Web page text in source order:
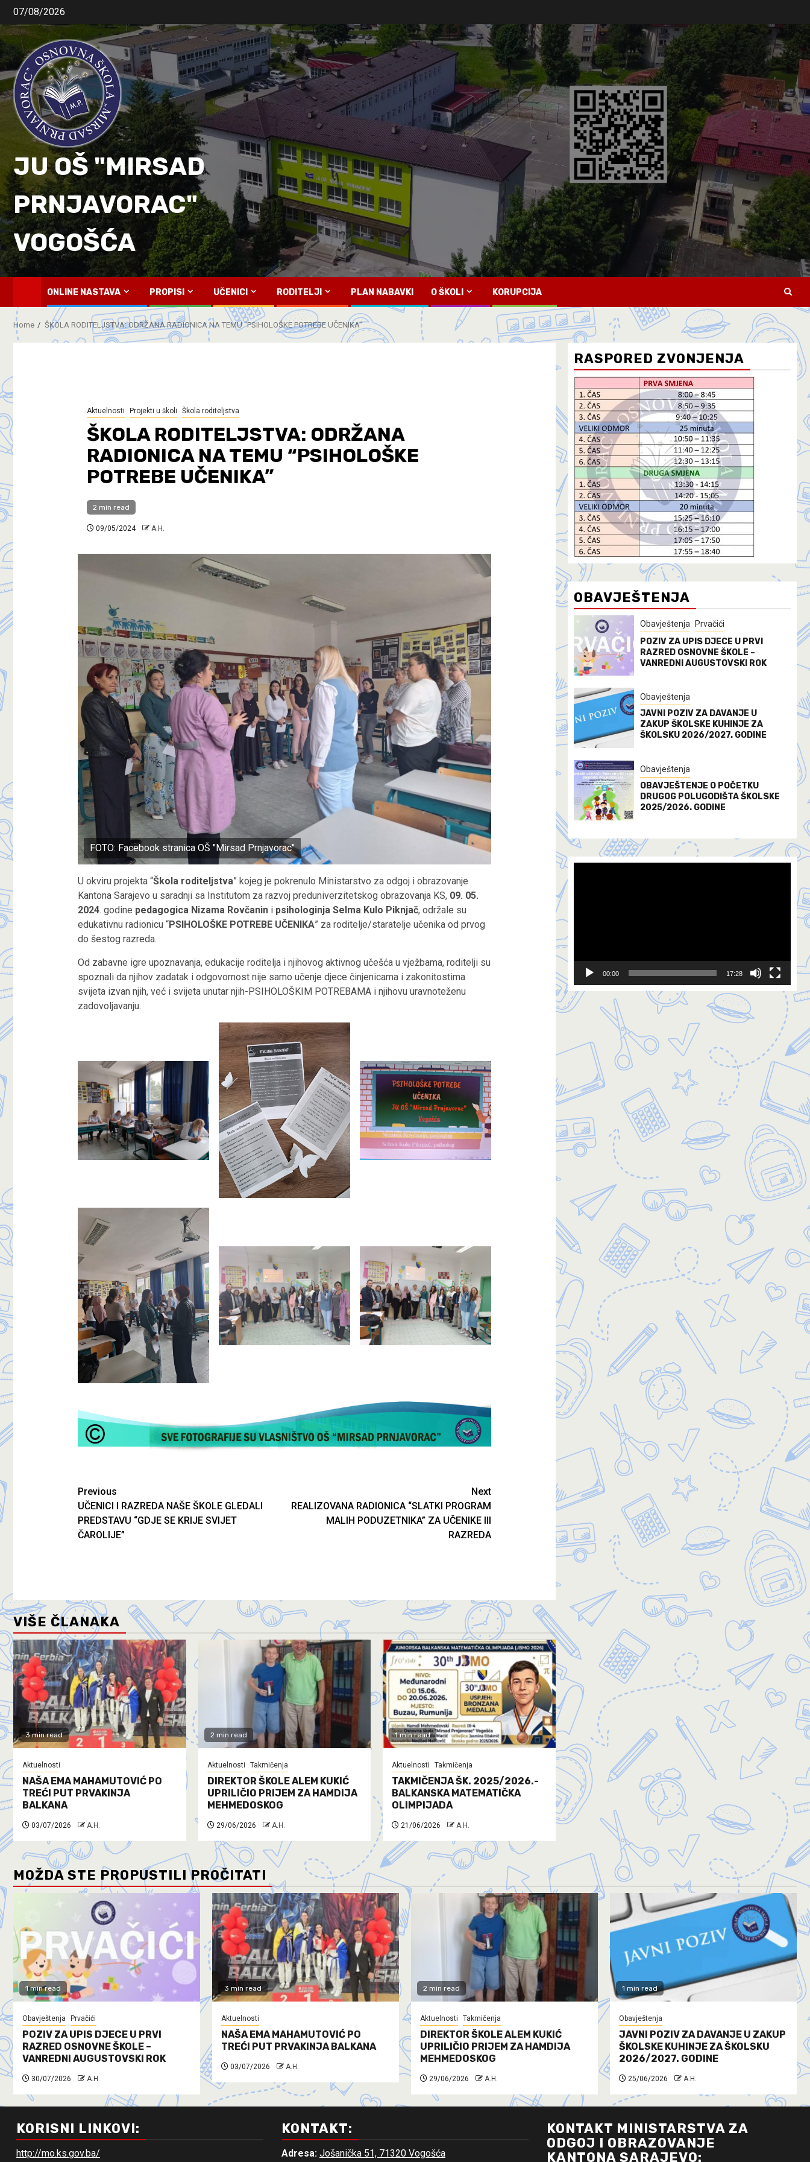
07/08/2026
JU OŠ "MIRSAD
PRNJAVORAC"
VOGOŠĆA
ONLINE NASTAVA PROPISI UČENICI RODITELJI PLAN NABAVKI O ŠKOLI KORUPCIJA
Home ŠKOLA RODITELJSTVA: ODRŽANA RADIONICA NA TEMU “PSIHOLOŠKE POTREBE UČENIKA”
Aktuelnosti Projekti u školi Škola roditeljstva
ŠKOLA RODITELJSTVA: ODRŽANA
RADIONICA NA TEMU “PSIHOLOŠKE
POTREBE UČENIKA”
2 min read
09/05/2024 A.H.
FOTO: Facebook stranica OŠ "Mirsad Prnjavorac"
U okviru projekta “Škola roditeljstva” kojeg je pokrenulo Ministarstvo za odgoj i obrazovanje
Kantona Sarajevo u saradnji sa Institutom za razvoj preduniverzitetskog obrazovanja KS, 09. 05.
2024. godine pedagogica Nizama Rovčanini psihologinja Selma Kulo Piknjač, održale su
edukativnu radionicu “PSIHOLOŠKE POTREBE UČENIKA” za roditelje/staratelje učenika od prvog
do šestog razreda.
Od zabavne igre upoznavanja, edukacije roditelja i njihovog aktivnog učešća u vježbama, roditelji su
spoznali da njihov zadatak i odgovornost nije samo učenje djece činjenicama i zakonitostima
svijeta izvan njih, već i svijeta unutar njih-PSIHOLOŠKIM POTREBAMA i njihovu uravnoteženu
zadovoljavanju.
Previous
UČENICI I RAZREDA NAŠE ŠKOLE GLEDALI
PREDSTAVU “GDJE SE KRIJE SVIJET
ČAROLIJE”
Next
REALIZOVANA RADIONICA “SLATKI PROGRAM
MALIH PODUZETNIKA” ZA UČENIKE III
RAZREDA
VIŠE ČLANAKA
3 min read
Aktuelnosti
NAŠA EMA MAHAMUTOVIĆ PO
TREĆI PUT PRVAKINJA
BALKANA
03/07/2026 A.H.
2 min read
Aktuelnosti Takmičenja
DIREKTOR ŠKOLE ALEM KUKIĆ
UPRILIČIO PRIJEM ZA HAMDIJA
MEHMEDOSKOG
29/06/2026 A.H.
1 min read
Aktuelnosti Takmičenja
TAKMIČENJA ŠK. 2025/2026.-
BALKANSKA MATEMATIČKA
OLIMPIJADA
21/06/2026 A.H.
RASPORED ZVONJENJA
OBAVJEŠTENJA
Obavještenja Prvačići
POZIV ZA UPIS DJECE U PRVI
RAZRED OSNOVNE ŠKOLE –
VANREDNI AUGUSTOVSKI ROK
Obavještenja
JAVNI POZIV ZA DAVANJE U
ZAKUP ŠKOLSKE KUHINJE ZA
ŠKOLSKU 2026/2027. GODINE
Obavještenja
OBAVJEŠTENJE O POČETKU
DRUGOG POLUGODIŠTA ŠKOLSKE
2025/2026. GODINE
00:00 17:28
MOŽDA STE PROPUSTILI PROČITATI
1 min read
Obavještenja Prvačići
POZIV ZA UPIS DJECE U PRVI
RAZRED OSNOVNE ŠKOLE –
VANREDNI AUGUSTOVSKI ROK
30/07/2026 A.H.
3 min read
Aktuelnosti
NAŠA EMA MAHAMUTOVIĆ PO
TREĆI PUT PRVAKINJA BALKANA
03/07/2026 A.H.
2 min read
Aktuelnosti Takmičenja
DIREKTOR ŠKOLE ALEM KUKIĆ
UPRILIČIO PRIJEM ZA HAMDIJA
MEHMEDOSKOG
29/06/2026 A.H.
1 min read
Obavještenja
JAVNI POZIV ZA DAVANJE U ZAKUP
ŠKOLSKE KUHINJE ZA ŠKOLSKU
2026/2027. GODINE
25/06/2026 A.H.
KORISNI LINKOVI:
http://mo.ks.gov.ba/
KONTAKT:
Adresa: Jošanička 51, 71320 Vogošća
KONTAKT MINISTARSTVA ZA
ODGOJ I OBRAZOVANJE
KANTONA SARAJEVO: